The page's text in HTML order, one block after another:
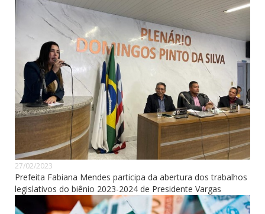
27/02/2023
Prefeita Fabiana Mendes participa da abertura dos trabalhos
legislativos do biênio 2023-2024 de Presidente Vargas